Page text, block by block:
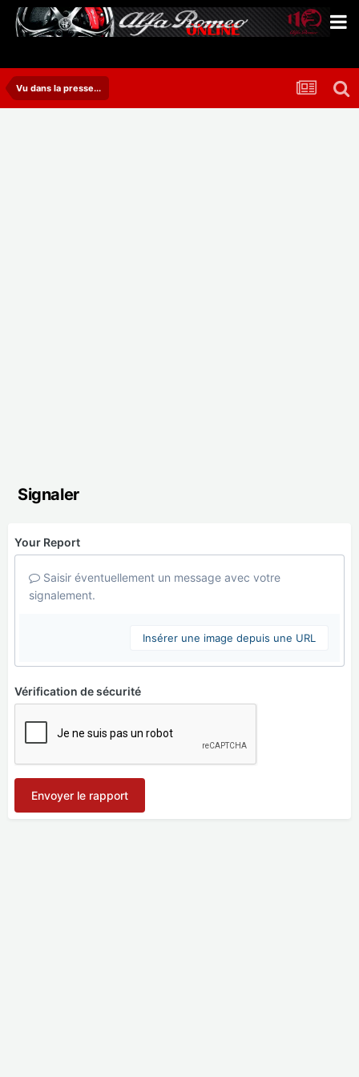
Vu dans la presse...
Signaler
Your Report
Saisir éventuellement un message avec votre
signalement.
Insérer une image depuis une URL
Vérification de sécurité
Envoyer le rapport